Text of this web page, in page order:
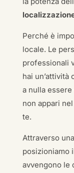
Perché è
locale. Le
professionali
hai
a nulla essere
non appari
te.
Attraverso
posizioniamo
avvengono le